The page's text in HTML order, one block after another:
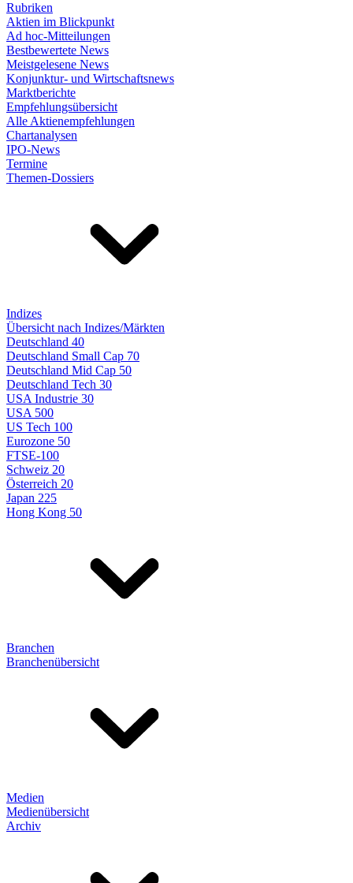
Rubriken
Aktien im Blickpunkt
Ad hoc-Mitteilungen
Bestbewertete News
Meistgelesene News
Konjunktur- und Wirtschaftsnews
Marktberichte
Empfehlungsübersicht
Alle Aktienempfehlungen
Chartanalysen
IPO-News
Termine
Themen-Dossiers
Indizes
Übersicht nach Indizes/Märkten
Deutschland 40
Deutschland Small Cap 70
Deutschland Mid Cap 50
Deutschland Tech 30
USA Industrie 30
USA 500
US Tech 100
Eurozone 50
FTSE-100
Schweiz 20
Österreich 20
Japan 225
Hong Kong 50
Branchen
Branchenübersicht
Medien
Medienübersicht
Archiv